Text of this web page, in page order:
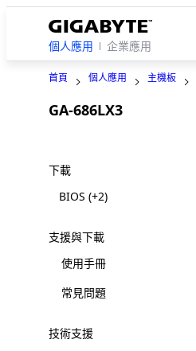
個人應用 企業應用
首頁 個人應用 主機板
GA-686LX3
下載
BIOS(+2)
支援與下載
使用手冊
常見問題
技術支援